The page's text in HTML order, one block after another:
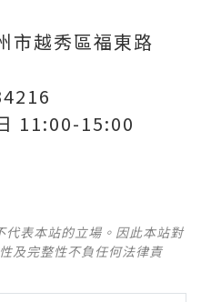
市越秀區福東路
11:00-15:00
表本站的立場。因此本站對
及完整性不負任何法律責